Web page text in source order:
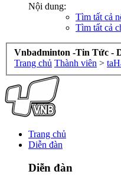
Nội dung:
Tìm tất cả
Tìm tất cả
Vnbadminton -Tin Tức -
Trang chủ Thành viên >
Trang chủ
Diễn đàn
Diễn đàn